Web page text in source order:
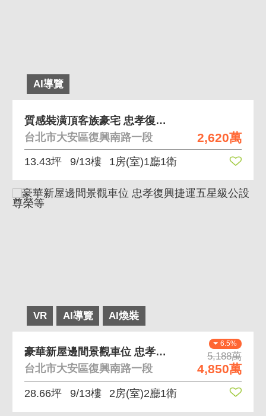
AI導覽
2,620萬
質感裝潢頂客族豪宅 忠孝復興捷運站SC鋼骨新成屋
台北市大安區復興南路一段
13.43坪 9/13樓 1房(室)1廳1衛
VR AI導覽 AI煥裝
6.5%
5,188萬
4,850萬
豪華新屋邊間景觀車位 忠孝復興捷運五星級公設尊榮等
台北市大安區復興南路一段
28.66坪 9/13樓 2房(室)2廳1衛